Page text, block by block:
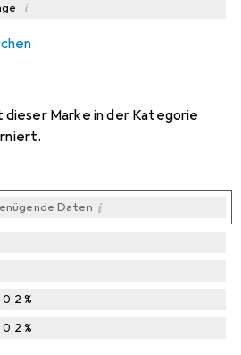
i
dieser Marke in der Kategorie
Daten i
0,2 %
0,2 %